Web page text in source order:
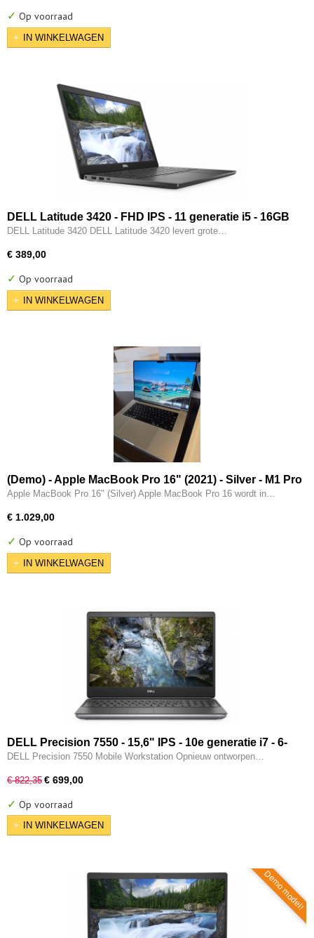
✓ Op voorraad
IN WINKELWAGEN
DELL Latitude 3420 - FHD IPS - 11 generatie i5 - 16GB
- 256GB - Intel Iris XE - Type-C - HDMI - W11 Pro
DELL Latitude 3420 DELL Latitude 3420 levert grote…
€ 389,00
✓ Op voorraad
IN WINKELWAGEN
(Demo) - Apple MacBook Pro 16" (2021) - Silver - M1 Pro
(10 core) - 32GB - 512GB - 16 Core GPU - Thunderbolt -
Apple MacBook Pro 16" (Silver) Apple MacBook Pro 16 wordt in…
€ 1.029,00
✓ Op voorraad
IN WINKELWAGEN
DELL Precision 7550 - 15,6" IPS - 10e generatie i7 - 6-
CORE - 32GB - 512GB SSD - 2x Thunderbolt - Nvidia
DELL Precision 7550 Mobile Workstation Opnieuw ontworpen…
€ 822,35 € 699,00
✓ Op voorraad
IN WINKELWAGEN
Demo model!